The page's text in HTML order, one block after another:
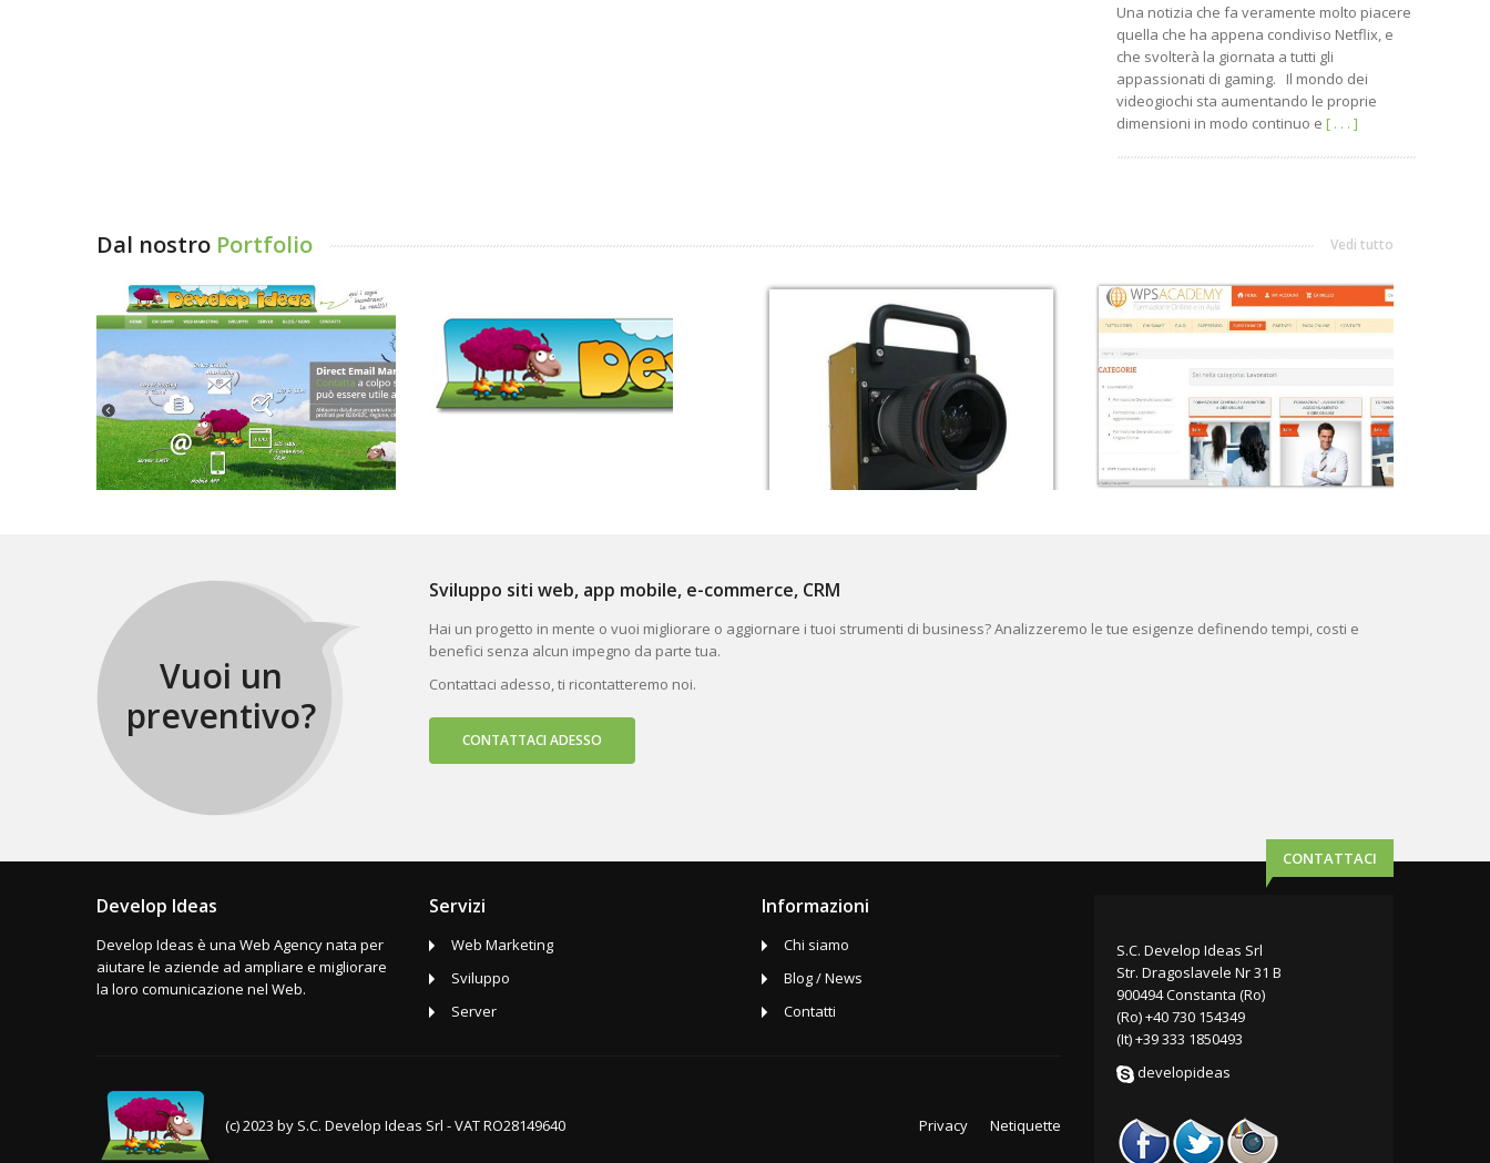
Una notizia che fa veramente molto piacere
quella che ha appena condiviso Netflix, e
che svolterà la giornata a tutti gli
appassionati di gaming. Il mondo dei
videogiochi sta aumentando le proprie
dimensioni in modo continuo e [ . . . ]
Dal nostro Portfolio Vedi tutto
Vuoi un
preventivo?
Sviluppo siti web, app mobile, e-commerce, CRM
Hai un progetto in mente o vuoi migliorare o aggiornare i tuoi strumenti di business? Analizzeremo le tue esigenze definendo tempi, costi e
benefici senza alcun impegno da parte tua.
Contattaci adesso, ti ricontatteremo noi.
CONTATTACI ADESSO
Develop Ideas
Develop Ideas è una Web Agency nata per
aiutare le aziende ad ampliare e migliorare
la loro comunicazione nel Web.
Servizi
Web Marketing
Sviluppo
Server
Informazioni
Chi siamo
Blog / News
Contatti
(c) 2023 by S.C. Develop Ideas Srl - VAT RO28149640 Privacy Netiquette
CONTATTACI
S.C. Develop Ideas Srl
Str. Dragoslavele Nr 31 B
900494 Constanta (Ro)
(Ro) +40 730 154349
(It) +39 333 1850493
developideas